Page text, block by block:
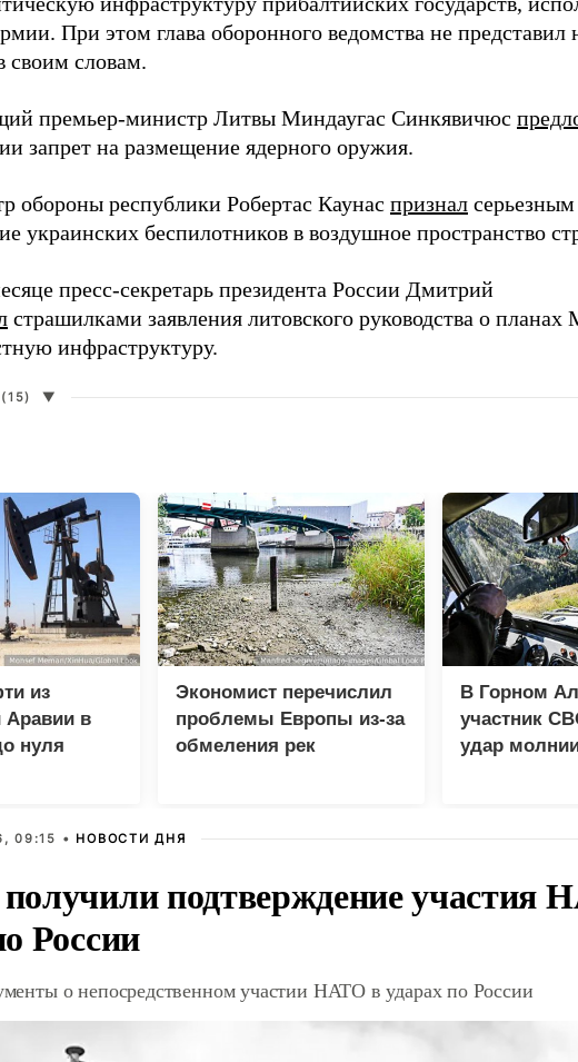
При этом глава оборонного ведомства не представил
своим словам.
премьер-министр Литвы Миндаугас Синкявичюс
запрет на размещение ядерного оружия.
обороны республики Робертас Каунас признал
украинских беспилотников в воздушное пространство
пресс-секретарь президента России Дмитрий
страшилками заявления литовского руководства о
инфраструктуру.
▼
из
Аравии в
нуля
Экономист перечислил
проблемы Европы из-за
обмеления рек
В Горном
участник
удар
09:15 • НОВОСТИ ДНЯ
подтверждение участия
России
о непосредственном участии НАТО в ударах по России